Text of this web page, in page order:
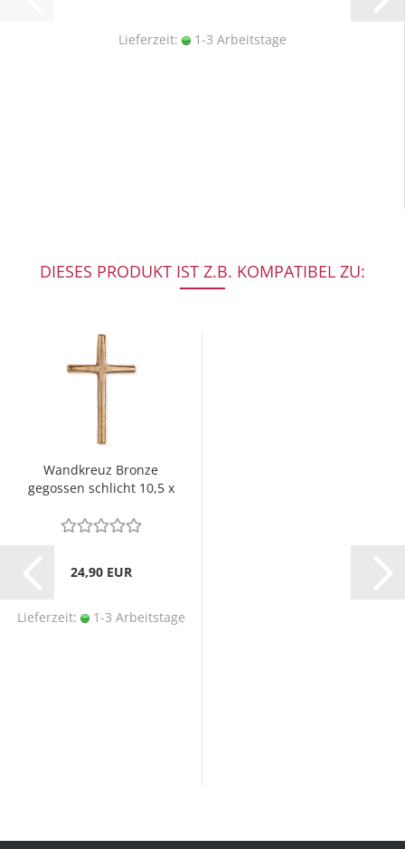
Lieferzeit: 1-3 Arbeitstage
DIESES PRODUKT IST Z.B. KOMPATIBEL ZU:
Wandkreuz Bronze
gegossen schlicht 10,5 x
24,90 EUR
Lieferzeit: 1-3 Arbeitstage